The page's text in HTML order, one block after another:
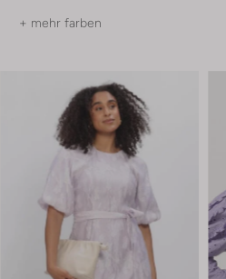
+ mehr farben